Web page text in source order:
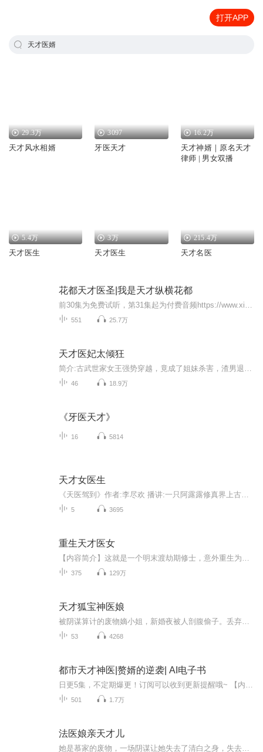
打开APP
天才医婿
29.3万
天才风水相婿
3097
牙医天才
16.2万
天才神婿｜原名天才
律师 | 男女双播
5.4万
天才医生
3万
天才医生
215.4万
天才名医
花都天才医圣|我是天才纵横花都
551 25.7万
天才医妃太倾狂
46 18.9万
《牙医天才》
16 5814
天才女医生
5 3695
重生天才医女
375 129万
天才狐宝神医娘
53 4268
都市天才神医|赘婿的逆袭| AI电子书
501 1.7万
法医娘亲天才儿